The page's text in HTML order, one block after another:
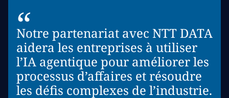
“
Notre partenariat avec NTT DATA
aidera les entreprises à utiliser
l’IA agentique pour améliorer les
processus d’affaires et résoudre
les défis complexes de l’industrie.